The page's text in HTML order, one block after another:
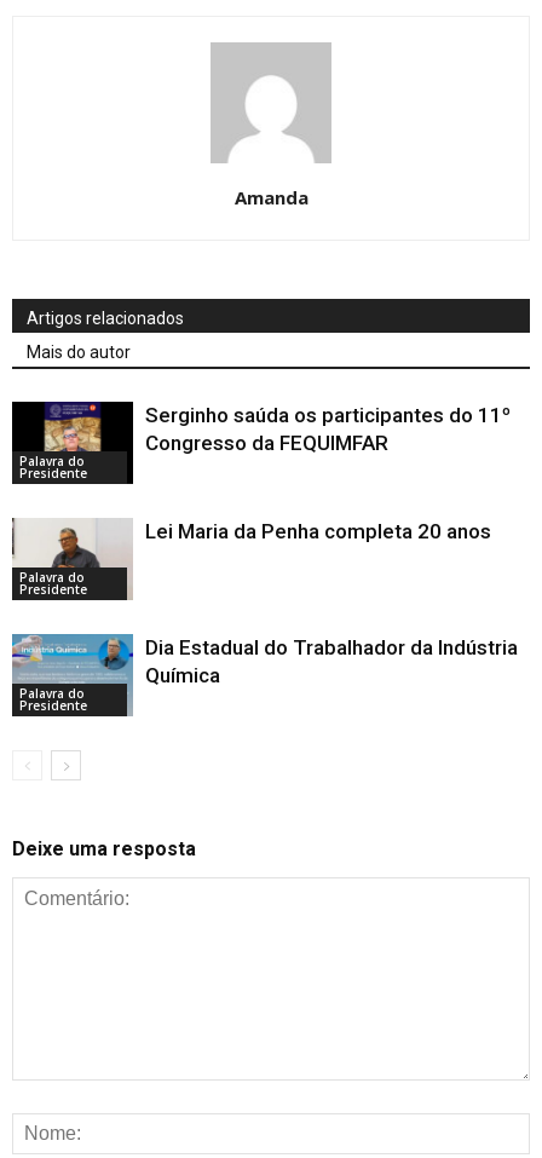
Amanda
Artigos relacionados
Mais do autor
Palavra do
Presidente
Serginho saúda os participantes do 11º
Congresso da FEQUIMFAR
Palavra do
Presidente
Lei Maria da Penha completa 20 anos
Palavra do
Presidente
Dia Estadual do Trabalhador da Indústria
Química
Deixe uma resposta